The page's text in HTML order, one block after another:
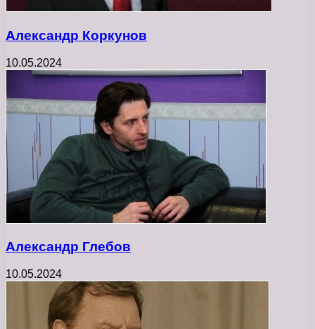
Александр Коркунов
10.05.2024
Александр Глебов
10.05.2024